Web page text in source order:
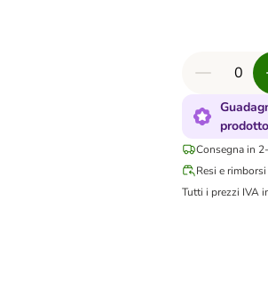
prodotto
Consegna in
Resi e rimborsi
Tutti i prezzi IVA